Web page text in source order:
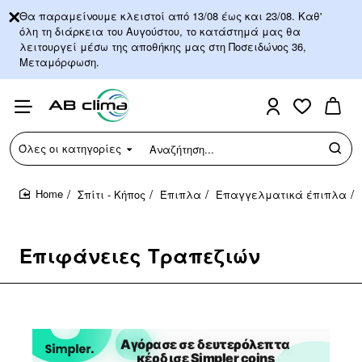
Θα παραμείνουμε κλειστοί από 13/08 έως και 23/08. Καθ'
όλη τη διάρκεια του Αυγούστου, το κατάστημά μας θα
λειτουργεί μέσω της αποθήκης μας στη Ποσειδώνος 36,
Μεταμόρφωση.
Όλες οι κατηγορίες
Αναζήτηση...
Επιφάνειες Τραπεζιών
Σπίτι - Κήπος Έπιπλα Επαγγελματικά έπιπλα